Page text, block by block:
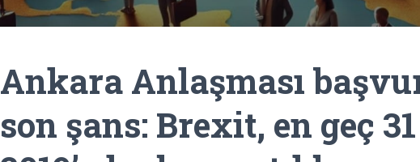
Ankara Anlaşması
son şans: Brexit, en geç